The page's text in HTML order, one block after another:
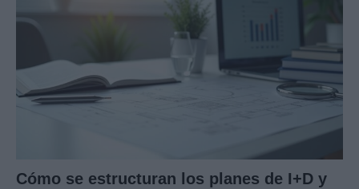
Cómo se estructuran los planes de I+D y